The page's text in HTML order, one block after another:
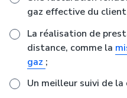
gaz effective du client
La réalisation de
distance, comme la
gaz ;
Un meilleur suivi de